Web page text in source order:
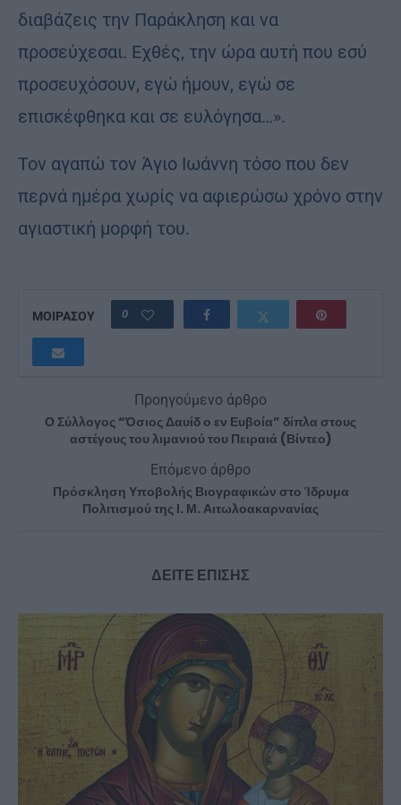
διαβάζεις την Παράκληση και να
προσεύχεσαι. Εχθές, την ώρα αυτή που εσύ
προσευχόσουν, εγώ ήμουν, εγώ σε
επισκέφθηκα και σε ευλόγησα…».
Τον αγαπώ τον Άγιο Ιωάννη τόσο που δεν
περνά ημέρα χωρίς να αφιερώσω χρόνο στην
αγιαστική μορφή του.
ΜΟΙΡΑΣΟΥ 0
Προηγούμενο άρθρο
Ο Σύλλογος “Όσιος Δαυίδ ο εν Ευβοία” δίπλα στους
αστέγους του λιμανιού του Πειραιά (Βίντεο)
Επόμενο άρθρο
Πρόσκληση Υποβολής Βιογραφικών στο Ίδρυμα
Πολιτισμού της Ι. Μ. Αιτωλοακαρνανίας
ΔΕΙΤΕ ΕΠΙΣΗΣ